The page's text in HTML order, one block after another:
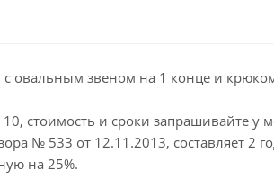
с овальным звеном на 1 конце и
стоимость и сроки запрашивайте у
№ 533 от 12.11.2013, составляет
на 25%.